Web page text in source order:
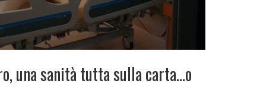
una sanità tutta sulla carta…o